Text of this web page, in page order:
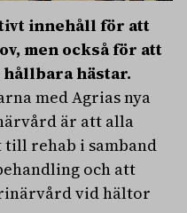
innehåll för att
men också för att
hästar.
med Agrias nya
är att alla
rehab i samband
och att
vid hältor